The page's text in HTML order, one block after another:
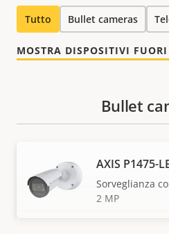
Tutto Bullet cameras
MOSTRA DISPOSITIVI
Bullet
AXIS P1475-
Sorveglianza
2 MP